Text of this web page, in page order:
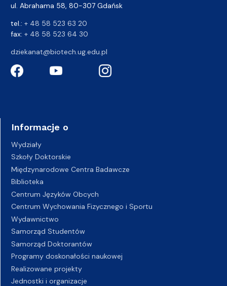
ul. Abrahama 58, 80-307 Gdańsk
tel.: + 48 58 523 63 20
fax: + 48 58 523 64 30
dziekanat@biotech.ug.edu.pl
Informacje o
Wydziały
Szkoły Doktorskie
Międzynarodowe Centra Badawcze
Biblioteka
Centrum Języków Obcych
Centrum Wychowania Fizycznego i Sportu
Wydawnictwo
Samorząd Studentów
Samorząd Doktorantów
Programy doskonałości naukowej
Realizowane projekty
Jednostki i organizacje